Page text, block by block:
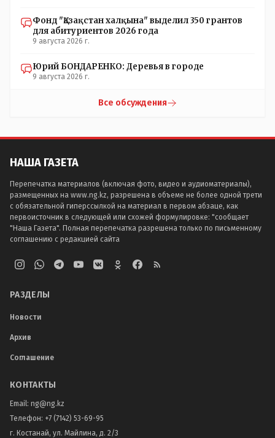
Фонд "Қазақстан халқына" выделил 350 грантов
для абитуриентов 2026 года
9 августа 2026 г.
Юрий БОНДАРЕНКО: Деревья в городе
9 августа 2026 г.
Все обсуждения
НАША ГАЗЕТА
Перепечатка материалов (включая фото, видео и аудиоматериалы),
размещенных на www.ng.kz, разрешена в объеме не более одной трети
с обязательной гиперссылкой на материал в первом абзаце, как
первоисточник в следующей или схожей формулировке: "сообщает
"Наша Газета". Полная перепечатка разрешена только по письменному
соглашению с редакцией сайта
РАЗДЕЛЫ
Новости
Архив
Соглашение
КОНТАКТЫ
Email: ng@ng.kz
Телефон: +7 (7142) 53-69-95
г. Костанай, ул. Майлина, д. 2/3